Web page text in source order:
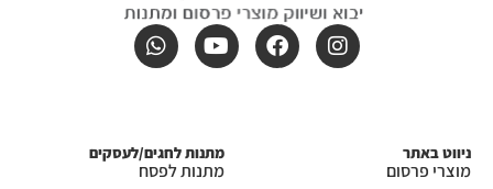
ניווט באתר
מוצרי פרסום
מתנות לחגים/לעסקים
מתנות לפסח